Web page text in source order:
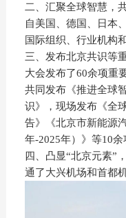
二、汇聚全球智慧，
自美国、德国、日本
国际组织、行业机构
三、发布北京共识等
大会发布了60余项重
共同发布《推进全球
识》，现场发布《全
告》《北京市新能源
年-2025年）》等10余
四、凸显“北京元素”
通了大兴机场和首都